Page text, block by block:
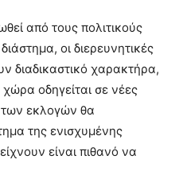
από τους πολιτικούς
οι διερευνητικές
διαδικαστικό χαρακτήρα,
οδηγείται σε νέες
εκλογών θα
της ενισχυμένης
είναι πιθανό να